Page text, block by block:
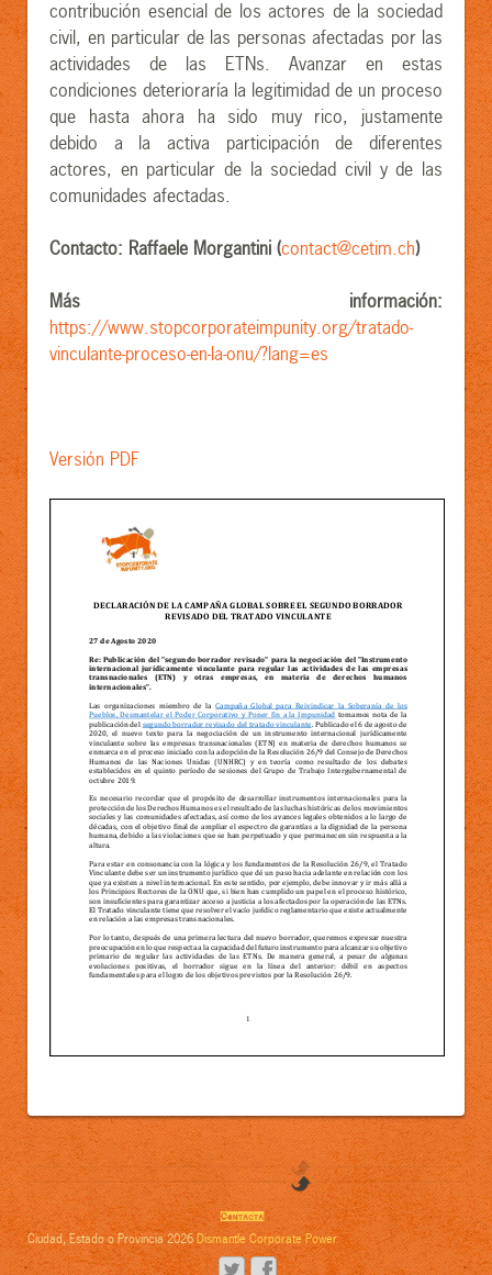
contribución esencial de los actores de la sociedad
civil, en particular de las personas afectadas por las
actividades de las ETNs. Avanzar en estas
condiciones deterioraría la legitimidad de un proceso
que hasta ahora ha sido muy rico, justamente
debido a la activa participación de diferentes
actores, en particular de la sociedad civil y de las
comunidades afectadas.
Contacto: Raffaele Morgantini (contact@cetim.ch)
Más información:
https://www.stopcorporateimpunity.org/tratado-
vinculante-proceso-en-la-onu/?lang=es
Versión PDF
Contacta
Ciudad, Estado o Provincia 2026Dismantle Corporate Power